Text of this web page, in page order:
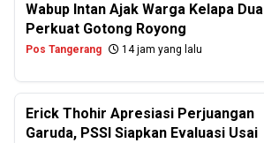
Wabup Intan Ajak Warga Kelapa Dua
Perkuat Gotong Royong
Pos Tangerang 14 jam yang lalu
Erick Thohir Apresiasi Perjuangan
Garuda, PSSI Siapkan Evaluasi Usai